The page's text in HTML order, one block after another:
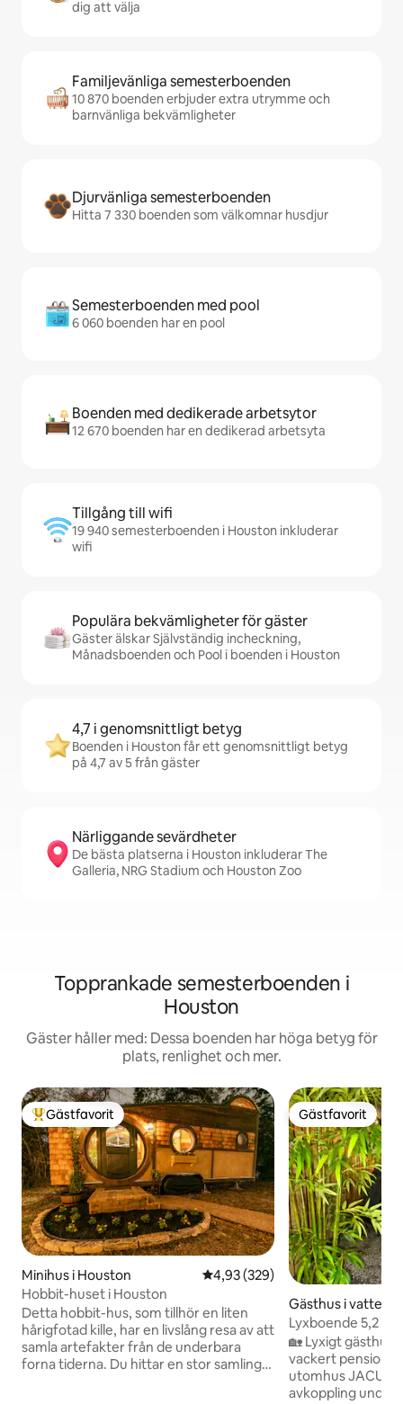
dig att välja
Familjevänliga semesterboenden
10 870 boenden erbjuder extra utrymme och
barnvänliga bekvämligheter
Djurvänliga semesterboenden
Hitta 7 330 boenden som välkomnar husdjur
Semesterboenden med pool
6 060 boenden har en pool
Boenden med dedikerade arbetsytor
12 670 boenden har en dedikerad arbetsyta
Tillgång till wifi
19 940 semesterboenden i Houston inkluderar
wifi
Populära bekvämligheter för gäster
Gäster älskar Självständig incheckning,
Månadsboenden och Pool i boenden i Houston
4,7 i genomsnittligt betyg
Boenden i Houston får ett genomsnittligt betyg
på 4,7 av 5 från gäster
Närliggande sevärdheter
De bästa platserna i Houston inkluderar The
Galleria, NRG Stadium och Houston Zoo
Topprankade semesterboenden i
Houston
Gäster håller med: Dessa boenden har höga betyg för
plats, renlighet och mer.
Populär gästfavorit
Gästfavorit
Minihus i Houston 4,93 av 5 i genomsnittligt
4,93 (329)
Hobbit-huset i Houston
Detta hobbit-hus, som tillhör en liten
hårigfotad kille, har en livslång resa av att
samla artefakter från de underbara
forna tiderna. Du hittar en stor samling
Gästfavorit
Gästfavorit
Gästhus i
Lyxboende 5,2
🏡 Lyxigt gästhus
vackert
utomhus
avkoppling under